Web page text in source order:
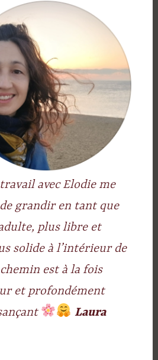
avec Elodie me
grandir en tant que
plus libre et
solide à l’intérieur de
est à la fois
et profondément
Laura